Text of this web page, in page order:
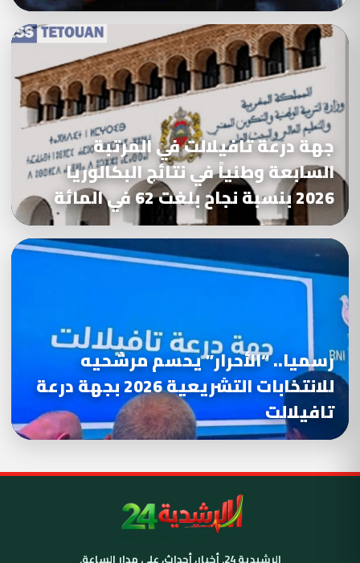
جهة درعة تافيلالت في المرتبة
السابعة وطنياً في نتائج البكالوريا
2026 بنسبة نجاح بلغت 62 في المائة
رسميا.. “الأحرار” يحسم مرشحيه
للانتخابات التشريعية 2026 بجهة درعة
تافيلالت